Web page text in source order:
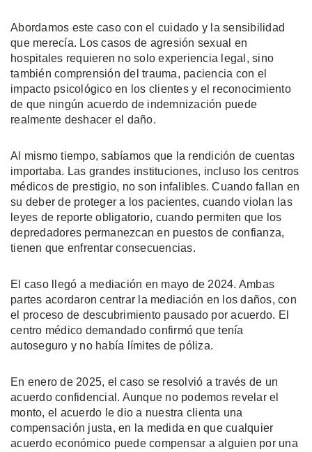
Abordamos este caso con el cuidado y la sensibilidad
que merecía. Los casos de agresión sexual en
hospitales requieren no solo experiencia legal, sino
también comprensión del trauma, paciencia con el
impacto psicológico en los clientes y el reconocimiento
de que ningún acuerdo de indemnización puede
realmente deshacer el daño.
Al mismo tiempo, sabíamos que la rendición de cuentas
importaba. Las grandes instituciones, incluso los centros
médicos de prestigio, no son infalibles. Cuando fallan en
su deber de proteger a los pacientes, cuando violan las
leyes de reporte obligatorio, cuando permiten que los
depredadores permanezcan en puestos de confianza,
tienen que enfrentar consecuencias.
El caso llegó a mediación en mayo de 2024. Ambas
partes acordaron centrar la mediación en los daños, con
el proceso de descubrimiento pausado por acuerdo. El
centro médico demandado confirmó que tenía
autoseguro y no había límites de póliza.
En enero de 2025, el caso se resolvió a través de un
acuerdo confidencial. Aunque no podemos revelar el
monto, el acuerdo le dio a nuestra clienta una
compensación justa, en la medida en que cualquier
acuerdo económico puede compensar a alguien por una